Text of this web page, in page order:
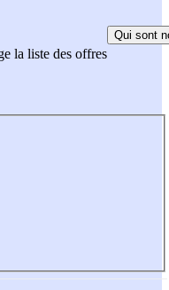
la liste des offres
Qui sont